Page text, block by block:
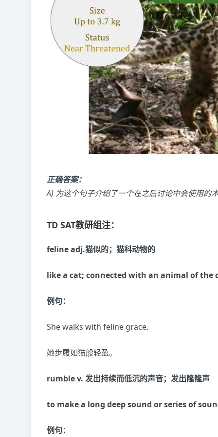
正确答案：
A) 为这个句子介绍了一个在之后讨论中会使用的
TD SAT教研组注：
feline adj.猫似的；猫科动物的
like a cat; connected with an animal of the
例句：
She walks with feline grace.
她步履如猫般轻盈。
rumble v. 发出持续而低沉的声音；发出隆隆声
to make a long deep sound or series of
例句：